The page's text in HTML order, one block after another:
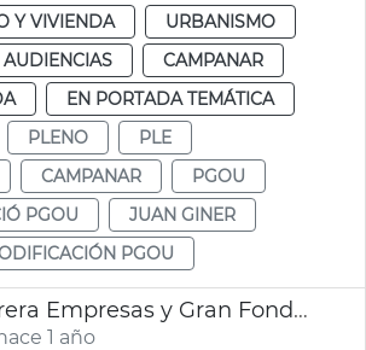
Y VIVIENDA
URBANISMO
CAMPANAR
EN PORTADA TEMÁTICA
PLENO
PLE
CAMPANAR
PGOU
PGOU
JUAN GINER
PGOU
Tráfico Carrera Empresas y Gran Fondo Internacional València
1 año